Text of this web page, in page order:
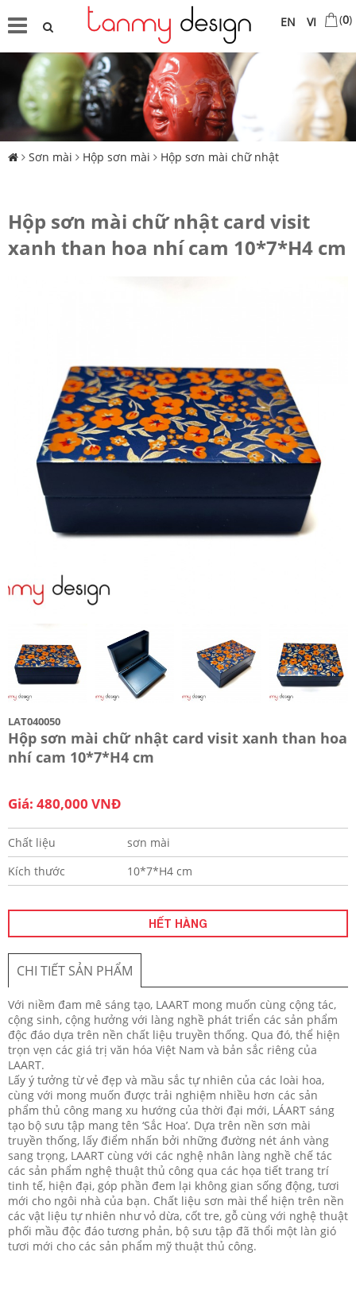
VI
EN (0)
Sơn mài Hộp sơn mài Hộp sơn mài chữ nhật
Hộp sơn mài chữ nhật card visit
xanh than hoa nhí cam 10*7*H4 cm
LAT040050
Hộp sơn mài chữ nhật card visit xanh than hoa
nhí cam 10*7*H4 cm
Giá: 480,000 VNĐ
Chất liệu
sơn mài
Kích thước
10*7*H4 cm
HẾT HÀNG
CHI TIẾT SẢN PHẨM
Với niềm đam mê sáng tạo, LAART mong muốn cùng cộng tác,
cộng sinh, cộng hưởng với làng nghề phát triển các sản phẩm
độc đáo dựa trên nền chất liệu truyền thống. Qua đó, thể hiện
trọn vẹn các giá trị văn hóa Việt Nam và bản sắc riêng của
LAART.
Lấy ý tưởng từ vẻ đẹp và mầu sắc tự nhiên của các loài hoa,
cùng với mong muốn được trải nghiệm nhiều hơn các sản
phẩm thủ công mang xu hướng của thời đại mới, LÁART sáng
tạo bộ sưu tập mang tên ‘Sắc Hoa’. Dựa trên nền sơn mài
truyền thống, lấy điểm nhấn bởi những đường nét ánh vàng
sang trọng, LAART cùng với các nghệ nhân làng nghề chế tác
các sản phẩm nghệ thuật thủ công qua các họa tiết trang trí
tinh tế, hiện đại, góp phần đem lại không gian sống động, tươi
mới cho ngôi nhà của bạn. Chất liệu sơn mài thể hiện trên nền
các vật liệu tự nhiên như vỏ dừa, cốt tre, gỗ cùng với nghệ thuật
phối mầu độc đáo tương phản, bộ sưu tập đã thổi một làn gió
tươi mới cho các sản phẩm mỹ thuật thủ công.